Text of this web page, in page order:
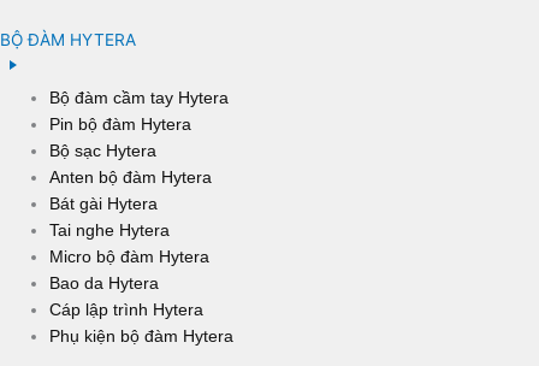
BỘ ĐÀM HYTERA
Bộ đàm cầm tay Hytera
Pin bộ đàm Hytera
Bộ sạc Hytera
Anten bộ đàm Hytera
Bát gài Hytera
Tai nghe Hytera
Micro bộ đàm Hytera
Bao da Hytera
Cáp lập trình Hytera
Phụ kiện bộ đàm Hytera